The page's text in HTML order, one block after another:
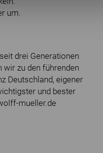
um.
drei Generationen
wir zu den führenden
Deutschland, eigener
und bester
mueller.de